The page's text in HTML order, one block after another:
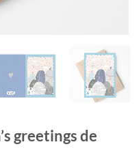
greetings de